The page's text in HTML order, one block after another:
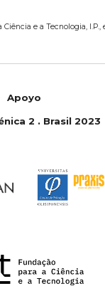
e a Tecnologia,
Apoyo
nica 2 . Brasil 2023